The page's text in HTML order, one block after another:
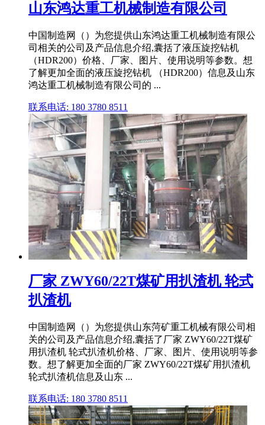
山东鸿达重工机械制造有限公司
中国制造网（）为您提供山东鸿达重工机械制造有限公
司相关的公司及产品信息介绍,囊括了液压旋挖钻机
（HDR200）价格、厂家、图片、使用说明等参数。想
了解更加全面的液压旋挖钻机 （HDR200）信息及山东
鸿达重工机械制造有限公司的 ...
联系电话: 180 3780 8511
厂家 ZWY60/22T煤矿用扒渣机 轮式
扒渣机
中国制造网（）为您提供山东菏矿重工机械有限公司相
关的公司及产品信息介绍,囊括了厂家 ZWY60/22T煤矿
用扒渣机 轮式扒渣机价格、厂家、图片、使用说明等参
数。想了解更加全面的厂家 ZWY60/22T煤矿用扒渣机
轮式扒渣机信息及山东 ...
联系电话: 180 3780 8511